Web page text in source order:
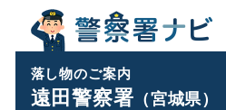
落し物のご案内
遠田警察署（宮城県）